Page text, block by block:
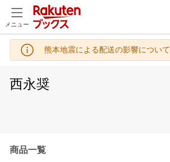
メニュー
熊本地震による配送の影響について
西永奨
商品一覧